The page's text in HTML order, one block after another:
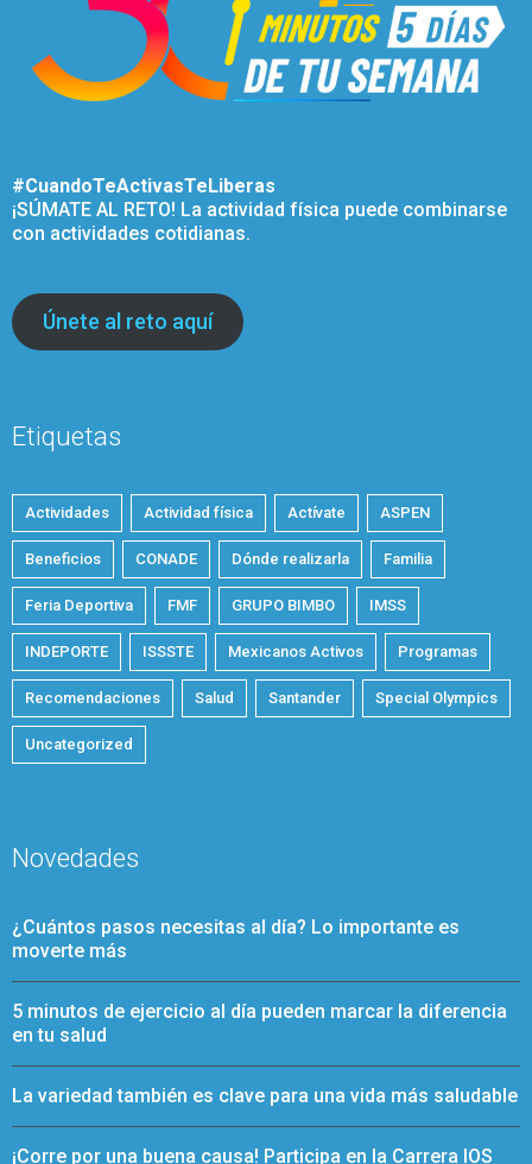
#CuandoTeActivasTeLiberas
¡SÚMATE AL RETO! La actividad física puede combinarse
con actividades cotidianas.
Únete al reto aquí
Etiquetas
Actividades Actividad física Actívate ASPEN
Beneficios CONADE Dónde realizarla Familia
Feria Deportiva FMF GRUPO BIMBO IMSS
INDEPORTE ISSSTE Mexicanos Activos Programas
Recomendaciones Salud Santander Special Olympics
Uncategorized
Novedades
¿Cuántos pasos necesitas al día? Lo importante es
moverte más
5 minutos de ejercicio al día pueden marcar la diferencia
en tu salud
La variedad también es clave para una vida más saludable
¡Corre por una buena causa! Participa en la Carrera IOS